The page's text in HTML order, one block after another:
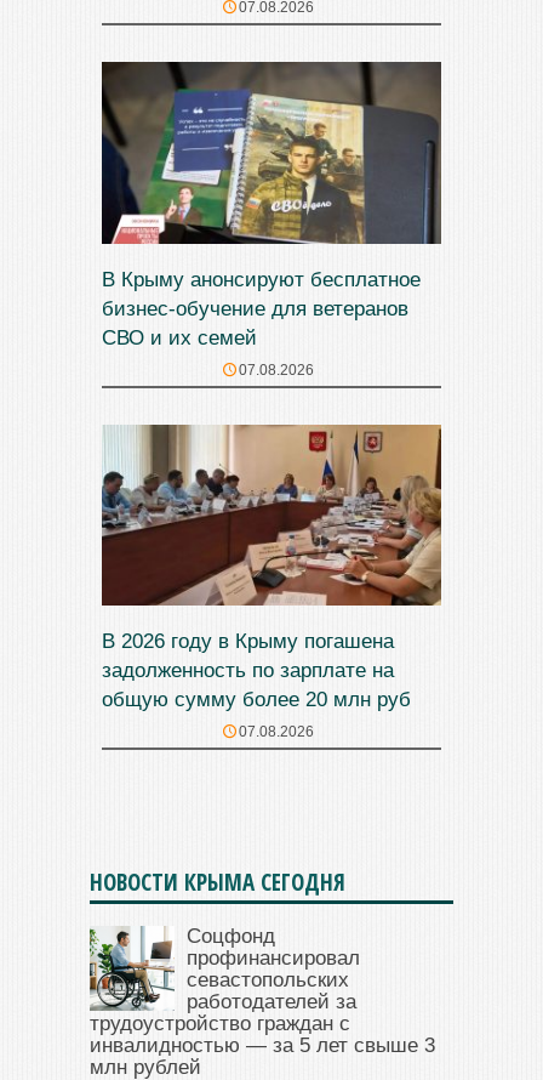
07.08.2026
В Крыму анонсируют бесплатное
бизнес-обучение для ветеранов
СВО и их семей
07.08.2026
В 2026 году в Крыму погашена
задолженность по зарплате на
общую сумму более 20 млн руб
07.08.2026
НОВОСТИ КРЫМА СЕГОДНЯ
Соцфонд
профинансировал
севастопольских
работодателей за
трудоустройство граждан с
инвалидностью — за 5 лет свыше 3
млн рублей